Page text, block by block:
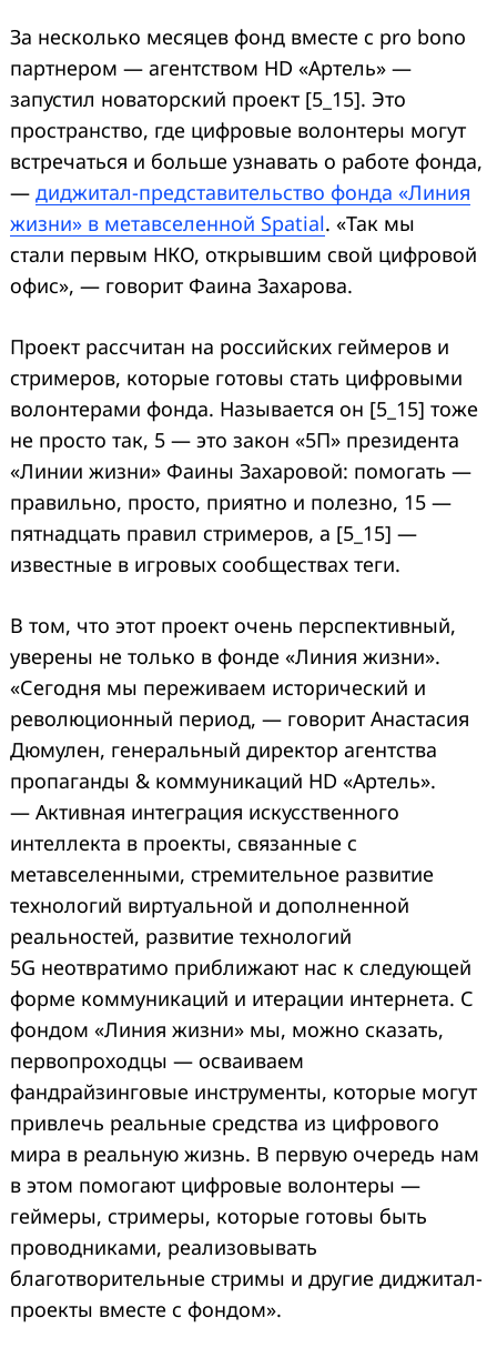
За несколько месяцев фонд вместе с pro bono
партнером — агентством HD «Артель» —
запустил новаторский проект [5_15]. Это
пространство, где цифровые волонтеры могут
встречаться и больше узнавать о работе фонда,
— диджитал-представительство фонда «Линия
жизни» в метавселенной Spatial. «Так мы
стали первым НКО, открывшим свой цифровой
офис», — говорит Фаина Захарова.
Проект рассчитан на российских геймеров и
стримеров, которые готовы стать цифровыми
волонтерами фонда. Называется он [5_15] тоже
не просто так, 5 — это закон «5П» президента
«Линии жизни» Фаины Захаровой: помогать —
правильно, просто, приятно и полезно, 15 —
пятнадцать правил стримеров, а [5_15] —
известные в игровых сообществах теги.
В том, что этот проект очень перспективный,
уверены не только в фонде «Линия жизни».
«Сегодня мы переживаем исторический и
революционный период, — говорит Анастасия
Дюмулен, генеральный директор агентства
пропаганды & коммуникаций HD «Артель».
— Активная интеграция искусственного
интеллекта в проекты, связанные с
метавселенными, стремительное развитие
технологий виртуальной и дополненной
реальностей, развитие технологий
5G неотвратимо приближают нас к следующей
форме коммуникаций и итерации интернета. С
фондом «Линия жизни» мы, можно сказать,
первопроходцы — осваиваем
фандрайзинговые инструменты, которые могут
привлечь реальные средства из цифрового
мира в реальную жизнь. В первую очередь нам
в этом помогают цифровые волонтеры —
геймеры, стримеры, которые готовы быть
проводниками, реализовывать
благотворительные стримы и другие диджитал-
проекты вместе с фондом».